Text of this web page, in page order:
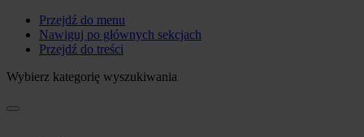
Przejdź do menu
Nawiguj po głównych sekcjach
Przejdź do treści
Wybierz kategorię wyszukiwania